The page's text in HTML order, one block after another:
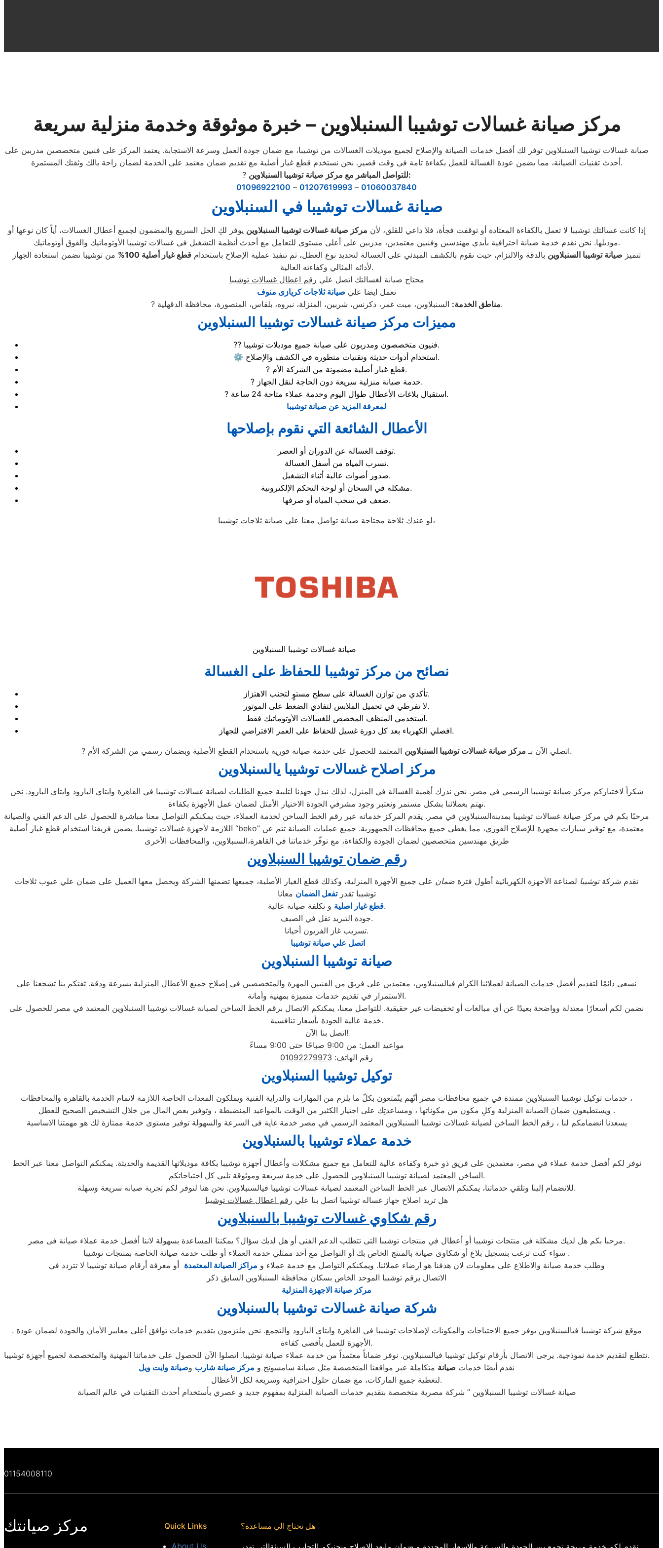
مركز صيانة غسالات توشيبا السنبلاوين – خبرة موثوقة وخدمة منزلية سريعة
صيانة غسالات توشيبا السنبلاوين توفر لك أفضل خدمات الصيانة والإصلاح لجميع موديلات الغسالات من توشيبا، مع ضمان جودة العمل وسرعة الاستجابة. يعتمد المركز على فنيين متخصصين مدربين على
أحدث تقنيات الصيانة، مما يضمن عودة الغسالة للعمل بكفاءة تامة في وقت قصير. نحن نستخدم قطع غيار أصلية مع تقديم ضمان معتمد على الخدمة لضمان راحة بالك وثقتك المستمرة.
?
للتواصل المباشر مع مركز صيانة توشيبا السنبلاوين:
01096922100 – 01207619993 – 01060037840
صيانة غسالات توشيبا في السنبلاوين
إذا كانت غسالتك توشيبا لا تعمل بالكفاءة المعتادة أو توقفت فجأة، فلا داعي للقلق، لأن مركز صيانة غسالات توشيبا السنبلاوين يوفر لكِ الحل السريع والمضمون لجميع أعطال الغسالات، أياً كان نوعها أو
موديلها. نحن نقدم خدمة صيانة احترافية بأيدي مهندسين وفنيين معتمدين، مدربين على أعلى مستوى للتعامل مع أحدث أنظمة التشغيل في غسالات توشيبا الأوتوماتيك والفوق أوتوماتيك.
تتميز صيانة توشيبا السنبلاوين بالدقة والالتزام، حيث نقوم بالكشف المبدئي على الغسالة لتحديد نوع العطل، ثم تنفيذ عملية الإصلاح باستخدام قطع غيار أصلية 100 % من توشيبا تضمن استعادة الجهاز
لأدائه المثالي وكفاءته العالية.
محتاج صيانة لغسالتك اتصل علي رقم اعطال غسالات توشيبا
نعمل ايضا علي صيانة ثلاجات كريازى منوف
?
مناطق الخدمة:السنبلاوين، ميت غمر، دكرنس، شربين، المنزلة، نبروه، بلقاس، المنصورة، محافظة الدقهلية.
مميزات مركز صيانة غسالات توشيبا السنبلاوين
?‍? فنيون متخصصون ومدربون على صيانة جميع موديلات توشيبا.
⚙️ استخدام أدوات حديثة وتقنيات متطورة في الكشف والإصلاح.
? قطع غيار أصلية مضمونة من الشركة الأم.
? خدمة صيانة منزلية سريعة دون الحاجة لنقل الجهاز.
? استقبال بلاغات الأعطال طوال اليوم وخدمة عملاء متاحة 24 ساعة.
لمعرفة المزيد عن صيانة توشيبا
الأعطال الشائعة التي نقوم بإصلاحها
توقف الغسالة عن الدوران أو العصر.
تسرب المياه من أسفل الغسالة.
صدور أصوات عالية أثناء التشغيل.
مشكلة في السخان أو لوحة التحكم الإلكترونية.
ضعف في سحب المياه أو صرفها.
لو عندك ثلاجة محتاجة صيانة تواصل معنا علي صيانة ثلاجات توشيبا ،
صيانة غسالات توشيبا السنبلاوين
نصائح من مركز توشيبا للحفاظ على الغسالة
تأكدي من توازن الغسالة على سطح مستوٍ لتجنب الاهتزاز.
لا تفرطي في تحميل الملابس لتفادي الضغط على الموتور.
استخدمي المنظف المخصص للغسالات الأوتوماتيك فقط.
افصلي الكهرباء بعد كل دورة غسيل للحفاظ على العمر الافتراضي للجهاز.
? اتصلي الآن بـ مركز صيانة غسالات توشيبا السنبلاوين المعتمد للحصول على خدمة صيانة فورية باستخدام القطع الأصلية وبضمان رسمي من الشركة الأم.
مركز اصلاح غسالات توشيبا يالسنبلاوين
شكراً لاختياركم مركز صيانة توشيبا الرسمي في مصر. نحن ندرك أهمية الغسالة في المنزل، لذلك نبذل جهدنا لتلبية جميع الطلبات لصيانة غسالات توشيبا في القاهرة وايتاي البارود وايتاي البارود. نحن
نهتم بعملائنا بشكل مستمر ونعتبر وجود مشرفي الجودة الاختيار الأمثل لضمان عمل الأجهزة بكفاءة.
مرحبًا بكم في مركز صيانة غسالات توشيبا بمدينةالسنبلاوين في مصر. يقدم المركز خدماته عبر رقم الخط الساخن لخدمة العملاء، حيث يمكنكم التواصل معنا مباشرة للحصول على الدعم الفني والصيانة
اللازمة لأجهزة غسالات توشيبا. يضمن فريقنا استخدام قطع غيار أصلية “beko” معتمدة، مع توفير سيارات مجهزة للإصلاح الفوري، مما يغطي جميع محافظات الجمهورية. جميع عمليات الصيانة تتم عن
طريق مهندسين متخصصين لضمان الجودة والكفاءة، مع توفّر خدماتنا في القاهرة،السنبلاوين، والمحافظات الأخرى
رقم ضمان توشيبا السنبلاوين
تقدم شركةتوشيبا لصناعة الأجهزة الكهربائية أطول فترة ضمان على جميع الأجهزة المنزلية، وكذلك قطع الغيار الأصلية، جميعها تضمنها الشركة ويحصل معها العميل على ضمان علي عيوب ثلاجات
توشيبا تقدرتفعل الضمان معانا
قطع غيار اصليةو تكلفة صيانة عالية.
جودة التبريد تقل في الصيف.
تسريب غاز الفريون أحيانا.
اتصل علي صيانة توشيبا
صيانة توشيبا السنبلاوين
نسعى دائمًا لتقديم أفضل خدمات الصيانة لعملائنا الكرام فيالسنبلاوين، معتمدين على فريق من الفنيين المهرة والمتخصصين في إصلاح جميع الأعطال المنزلية بسرعة ودقة. ثقتكم بنا تشجعنا على
الاستمرار في تقديم خدمات متميزة بمهنية وأمانة.
نضمن لكم أسعارًا معتدلة وواضحة بعيدًا عن أي مبالغات أو تخفيضات غير حقيقية. للتواصل معنا، يمكنكم الاتصال برقم الخط الساخن لصيانة غسالات توشيبا السنبلاوين المعتمد في مصر للحصول على
خدمة عالية الجودة بأسعار تنافسية.
اتصل بنا الآن!
مواعيد العمل: من 9:00 صباحًا حتى 9:00 مساءً
رقم الهاتف: 01092279973
توكيل توشيبا السنبلاوين
خدمات توكيل توشيبا السنبلاوين ممتدة في جميع محافظات مصر أنّهم يتّمتعون بكلّ ما يلزم من المهارات والدراية الفنية ويملكون المعدات الخاصة اللازمة لاتمام الخدمة بالقاهرة والمحافظات ،
ويستطيعون ضمانَ الصيانة المنزلية وكلِ مكون من مكوناتها ، ومساعدتِك على اجتياز الكثير من الوقت بالمواعيد المنضبطة ، وتوفير بعض المال من خلال التشخيص الصحيح للعطل .
يسعدنا انضمامكم لنا ، رقم الخط الساخن لصيانة غسالات توشيبا السنبلاوين المعتمد الرسمي في مصر خدمة غاية فى السرعة والسهولة توفير مستوى خدمة ممتازة لك هو مهمتنا الاساسية
خدمة عملاء توشيبا بالسنبلاوين
نوفر لكم أفضل خدمة عملاء في مصر، معتمدين على فريق ذو خبرة وكفاءة عالية للتعامل مع جميع مشكلات وأعطال أجهزة توشيبا بكافة موديلاتها القديمة والحديثة. يمكنكم التواصل معنا عبر الخط
الساخن المعتمد لصيانة توشيبا السنبلاوين للحصول على خدمة سريعة وموثوقة تلبي كل احتياجاتكم.
للانضمام إلينا وتلقي خدماتنا، يمكنكم الاتصال عبر الخط الساخن المعتمد لصيانة غسالات توشيبا فيالسنبلاوين. نحن هنا لنوفر لكم تجربة صيانة سريعة وسهلة.
هل تريد اصلاح جهاز غساله توشيبا اتصل بنا علي رقم اعطال غسالات توشيبا
رقم شكاوي غسالات توشيبا بالسنبلاوين
مرحبا بكم هل لديك مشكلة فى منتجات توشيبا أو أعطال في منتجات توشيبا التى تتطلب الدعم الفنى أو هل لديك سؤال؟ يمكننا المساعدة بسهولة لاننا أفضل خدمة عملاء صيانة فى مصر.
سواء كنت ترغب بتسجيل بلاغ أو شكاوى صيانة بالمنتج الخاص بك أو التواصل مع أحد ممثلي خدمة العملاء أو طلب خدمة صيانة الخاصة بمنتجات توشيبا .
وطلب خدمة صيانة والاطلاع على معلومات لان هدفنا هو ارضاء عملائنا. ويمكنكم التواصل مع خدمة عملاء و مراكز الصيانة المعتمدة أو معرفة أرقام صيانة توشيبا لا تتردد في
الاتصال برقم توشيبا الموحد الخاص بسكان محافظة السنبلاوين السابق ذكر
مركز صيانة الاجهزة المنزلية
شركة صيانة غسالات توشيبا بالسنبلاوين
. موقع شركة توشيبا فيالسنبلاوين يوفر جميع الاحتياجات والمكونات لإصلاحات توشيبا في القاهرة وايتاي البارود والتجمع. نحن ملتزمون بتقديم خدمات توافق أعلى معايير الأمان والجودة لضمان عودة
الأجهزة للعمل بأقصى كفاءة.
نتطلع لتقديم خدمة نموذجية. يرجى الاتصال بأرقام توكيل توشيبا فيالسنبلاوين. نوفر ضماناً معتمداً من خدمة عملاء صيانة توشيبا. اتصلوا الآن للحصول على خدماتنا المهنية والمتخصصة لجميع أجهزة توشيبا.
نقدم أيضًا خدمات صيانة متكاملة عبر مواقعنا المتخصصة مثل صيانة سامسونج و مركز صيانة شارب وصيانة وايت ويل
لتغطية جميع الماركات، مع ضمان حلول احترافية وسريعة لكل الأعطال.
صيانة غسالات توشيبا السنبلاوين ” شركة مصرية متخصصة بتقديم خدمات الصيانة المنزلية بمفهوم جديد و عصري بأستخدام أحدث التقنيات في عالم الصيانة
01154008110
مركز صيانتك Quick Links
About Us
هل تحتاج الي مساعدة؟